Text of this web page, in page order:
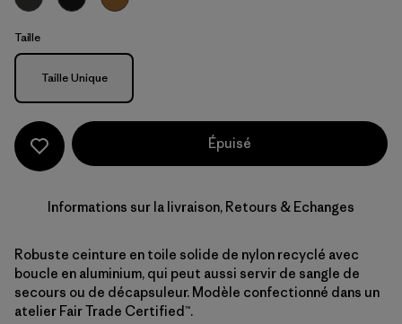
Taille
Taille
Taille Unique
Épuisé
Informations sur la livraison, Retours & Echanges
Robuste ceinture en toile solide de nylon recyclé avec
boucle en aluminium, qui peut aussi servir de sangle de
secours ou de décapsuleur. Modèle confectionné dans un
atelier Fair Trade Certified™.